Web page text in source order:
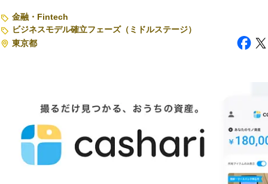
紹介する企業について
登録者の転職・副業実績
注目スタートアップ
イベント・セミナー
特集記事
金融・Fintech
ビジネスモデル確立フェーズ（ミドルステージ）
東京都